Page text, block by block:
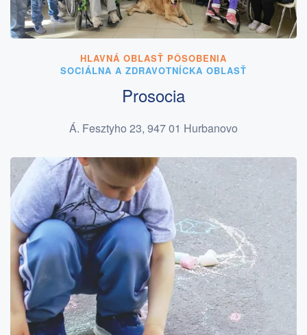
HLAVNÁ OBLASŤ PÔSOBENIA
SOCIÁLNA A ZDRAVOTNÍCKA OBLASŤ
Prosocia
Á. Fesztyho 23, 947 01 Hurbanovo